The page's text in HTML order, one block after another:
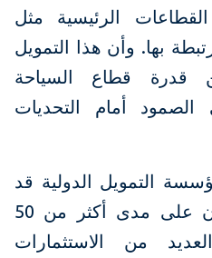
الرئيسية مثل
بها. وأن هذا التمويل
قطاع السياحة
الصمود أمام التحديات
التمويل الدولية قد
ساهمت في دعم الأردن على مدى أكثر من 50
من الاستثمارات